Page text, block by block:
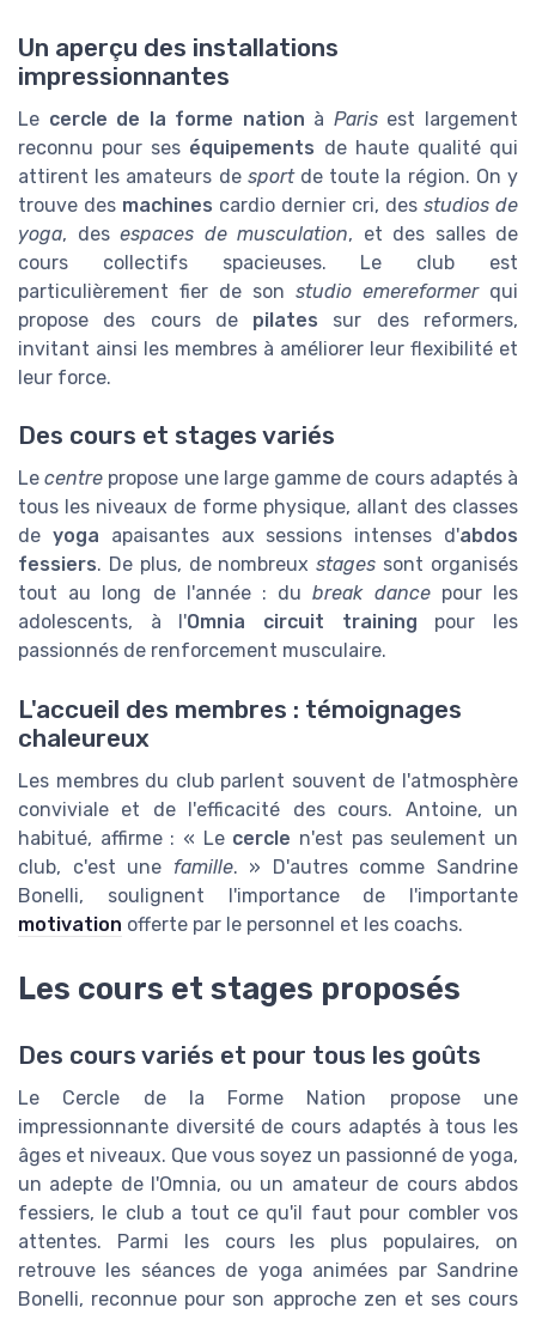
Un aperçu des installations
impressionnantes
Le cercle de la forme nation à Parisest largement
reconnu pour ses équipements de haute qualité qui
attirent les amateurs de sportde toute la région. On y
trouve des machines cardio dernier cri, des studios de
yoga, des espaces de musculation, et des salles de
cours collectifs spacieuses. Le club est
particulièrement fier de son studio emereformerqui
propose des cours de pilates sur des reformers,
invitant ainsi les membres à améliorer leur flexibilité et
leur force.
Des cours et stages variés
Lecentre propose une large gamme de cours adaptés à
tous les niveaux de forme physique, allant des classes
de yoga apaisantes aux sessions intenses d'abdos
fessiers. De plus, de nombreuxstages sont organisés
tout au long de l'année : dubreak dancepour les
adolescents, à l'Omnia circuit training pour les
passionnés de renforcement musculaire.
L'accueil des membres : témoignages
chaleureux
Les membres du club parlent souvent de l'atmosphère
conviviale et de l'efficacité des cours. Antoine, un
habitué, affirme : « Le cercle n'est pas seulement un
club, c'est une famille. » D'autres comme Sandrine
Bonelli, soulignent l'importance de l'importante
motivation offerte par le personnel et les coachs.
Les cours et stages proposés
Des cours variés et pour tous les goûts
Le Cercle de la Forme Nation propose une
impressionnante diversité de cours adaptés à tous les
âges et niveaux. Que vous soyez un passionné de yoga,
un adepte de l'Omnia, ou un amateur de cours abdos
fessiers, le club a tout ce qu'il faut pour combler vos
attentes. Parmi les cours les plus populaires, on
retrouve les séances de yoga animées par Sandrine
Bonelli, reconnue pour son approche zen et ses cours